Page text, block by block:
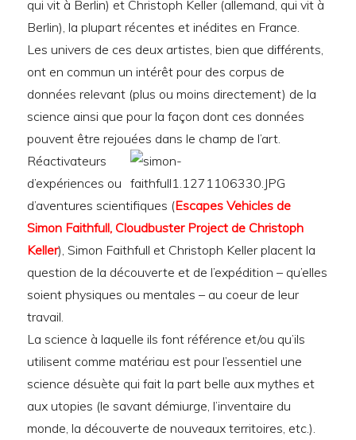
qui vit à Berlin) et Christoph Keller (allemand, qui vit à
Berlin), la plupart récentes et inédites en France.
Les univers de ces deux artistes, bien que différents,
ont en commun un intérêt pour des corpus de
données relevant (plus ou moins directement) de la
science ainsi que pour la façon dont ces données
pouvent être rejouées dans le champ de l’art.
Réactivateurs
d’expériences ou
d’aventures scientifiques (Escapes Vehicles de
Simon Faithfull, Cloudbuster Project de Christoph
Keller), Simon Faithfull et Christoph Keller placent la
question de la découverte et de l’expédition – qu’elles
soient physiques ou mentales – au coeur de leur
travail.
La science à laquelle ils font référence et/ou qu’ils
utilisent comme matériau est pour l’essentiel une
science désuète qui fait la part belle aux mythes et
aux utopies (le savant démiurge, l’inventaire du
monde, la découverte de nouveaux territoires, etc.).